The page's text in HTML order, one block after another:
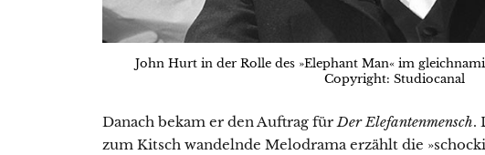
John Hurt in der Rolle des »Elephant Man« im
Copyright: Studiocanal
Danach bekam er den Auftrag fürDer Elefantenmensch.
zum Kitsch wandelnde Melodrama erzählt die